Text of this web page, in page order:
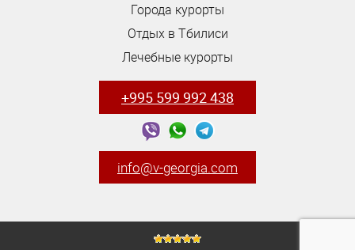
Города курорты
Отдых в Тбилиси
Лечебные курорты
+995 599 992 438
info@v-georgia.com